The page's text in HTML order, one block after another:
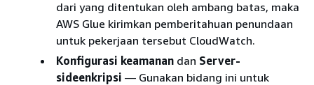
dari yang ditentukan oleh ambang batas, maka
AWS Glue kirimkan pemberitahuan penundaan
untuk pekerjaan tersebut CloudWatch.
Konfigurasi keamanan dan Server-
sideenkripsi — Gunakan bidang ini untuk